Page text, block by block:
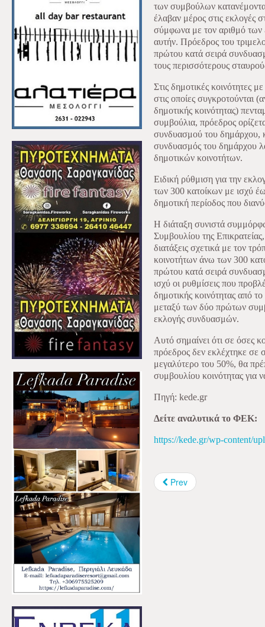
των συμβούλων
έλαβαν μέρος στις εκλογές
σύμφωνα με τον αριθμό
αυτήν. Πρόεδρος του
πρώτου κατά σειρά
τους περισσότερους
Στις δημοτικές κοινότητες
στις οποίες συγκροτούνται
δημοτικής κοινότητας)
συμβούλια, πρόεδρος
συνδυασμού του δημάρχου,
συνδυασμός του δημάρχου
δημοτικών κοινοτήτων.
Ειδική ρύθμιση για την
των 300 κατοίκων με ισχύ
δημοτική περίοδος που
Η διάταξη συνιστά
Συμβουλίου της
διατάξεις σχετικά με τον
κοινοτήτων άνω των 300
πρώτου κατά σειρά
ισχύ οι ρυθμίσεις που
δημοτικής κοινότητας από
μεταξύ των δύο πρώτων
εκλογής συνδυασμών.
Αυτό σημαίνει ότι σε όσες
πρόεδρος δεν εκλέχτηκε
μεγαλύτερο του 50%, θα
συμβουλίου κοινότητας για
Πηγή: kede.gr
Δείτε αναλυτικά το ΦΕΚ:
https://kede.gr/wp-content/
Prev